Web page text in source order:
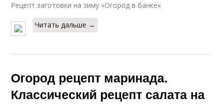
Рецепт заготовки на зиму «Огород в банке»
Читать дальше →
Огород рецепт маринада.
Классический рецепт салата на